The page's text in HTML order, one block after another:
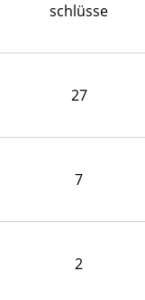
schlüsse
27
7
2